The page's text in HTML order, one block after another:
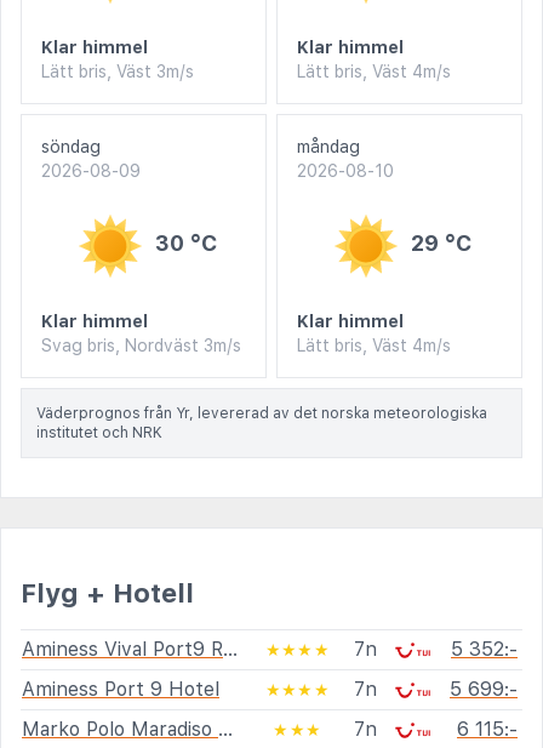
Klar himmel
Lätt bris, Väst 3m/s
Klar himmel
Lätt bris, Väst 4m/s
söndag
2026-08-09
30 °C
Klar himmel
Svag bris, Nordväst 3m/s
måndag
2026-08-10
29 °C
Klar himmel
Lätt bris, Väst 4m/s
Väderprognos från Yr, levererad av det norska meteorologiska
institutet och NRK
Flyg + Hotell
Aminess Vival Port9 Residence ★★★★ 7n
5 352:-
Aminess Port 9 Hotel
★★★★ 7n
5 699:-
Marko Polo Maradiso Hotel by Aminess
★★★ 7n
6 115:-